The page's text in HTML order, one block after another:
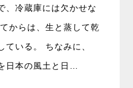
、冷蔵庫には欠かせな
からは、生と蒸して乾
いる。 ちなみに、
日本の風土と日…